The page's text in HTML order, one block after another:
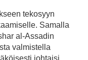
tekosyyn
Samalla
al-Assadin
valmistella
johtaisi